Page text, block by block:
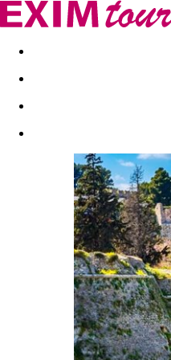
Akční nabídky Last minute